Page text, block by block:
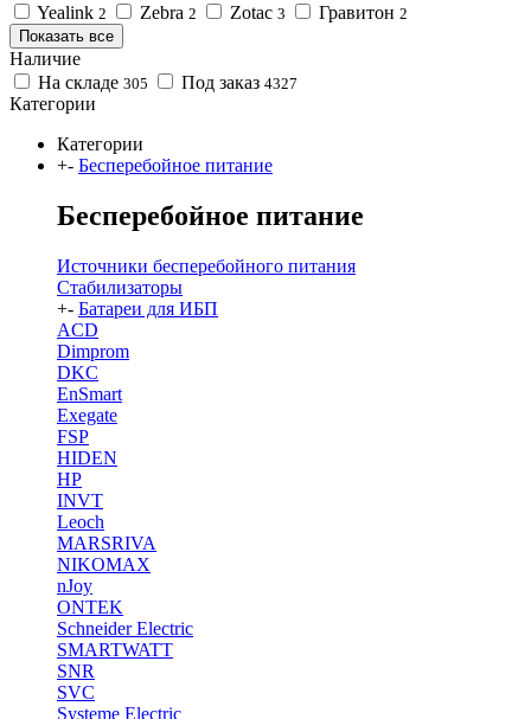
Yealink 2 Zebra 2 Zotac 3 Гравитон 2
Показать все
Наличие
На складе 305 Под заказ 4327
Категории
Категории
+- Бесперебойное питание
Бесперебойное питание
Источники бесперебойного питания
Стабилизаторы
+- Батареи для ИБП
ACD
Dimprom
DKC
EnSmart
Exegate
FSP
HIDEN
HP
INVT
Leoch
MARSRIVA
NIKOMAX
nJoy
ONTEK
Schneider Electric
SMARTWATT
SNR
SVC
Systeme Electric